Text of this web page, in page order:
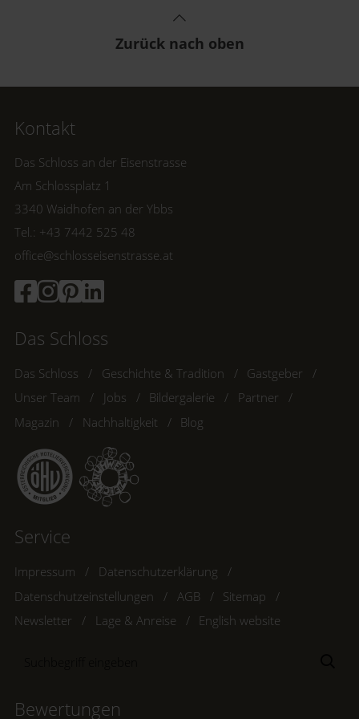
Zurück nach oben
Kontakt
Das Schloss an der Eisenstrasse
Am Schlossplatz 1
3340 Waidhofen an der Ybbs
Tel.: +43 7442 525 48
office@schlosseisenstrasse.at
Das Schloss
Das Schloss Geschichte & Tradition
Gastgeber
Unser Team
Jobs Bildergalerie
Partner
Magazin
Nachhaltigkeit Blog
Service
Impressum
Datenschutzerklärung
Datenschutzeinstellungen
AGB
Sitemap
Newsletter
Lage & Anreise English website
Bewertungen